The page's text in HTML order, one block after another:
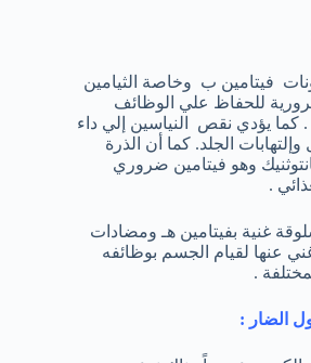
فيتامين ب وخاصة الثيامين
للحفاظ علي الوظائف
. كما يؤدي نقص النياسين إلي داء
الجلد. كما أن الذرة
وهو فيتامين ضروري
.
غنية بفيتامين هـ ومضادات
غني عنها لقيام الجسم بوظائفه
.
الضار :